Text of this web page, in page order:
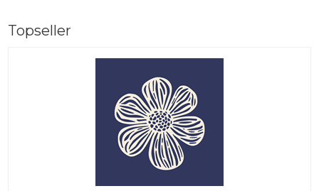
Topseller